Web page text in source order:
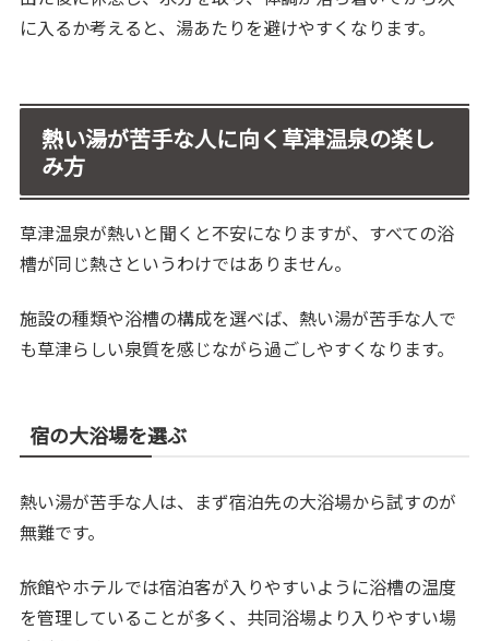
に入るか考えると、湯あたりを避けやすくなります。
熱い湯が苦手な人に向く草津温泉の楽し
み方
草津温泉が熱いと聞くと不安になりますが、すべての浴
槽が同じ熱さというわけではありません。
施設の種類や浴槽の構成を選べば、熱い湯が苦手な人で
も草津らしい泉質を感じながら過ごしやすくなります。
宿の大浴場を選ぶ
熱い湯が苦手な人は、まず宿泊先の大浴場から試すのが
無難です。
旅館やホテルでは宿泊客が入りやすいように浴槽の温度
を管理していることが多く、共同浴場より入りやすい場